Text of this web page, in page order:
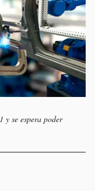
y se espera poder